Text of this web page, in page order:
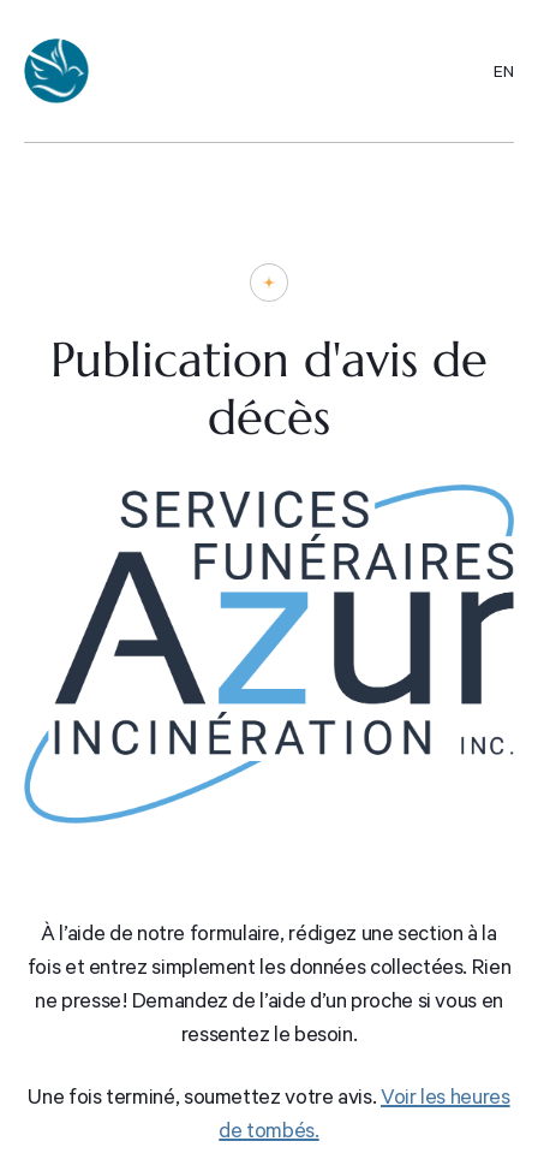
EN
Publication d'avis de
décès
À l’aide de notre formulaire, rédigez une section à la
fois et entrez simplement les données collectées. Rien
ne presse ! Demandez de l’aide d’un proche si vous en
ressentez le besoin.
Une fois terminé, soumettez votre avis. Voir les heures
de tombés.